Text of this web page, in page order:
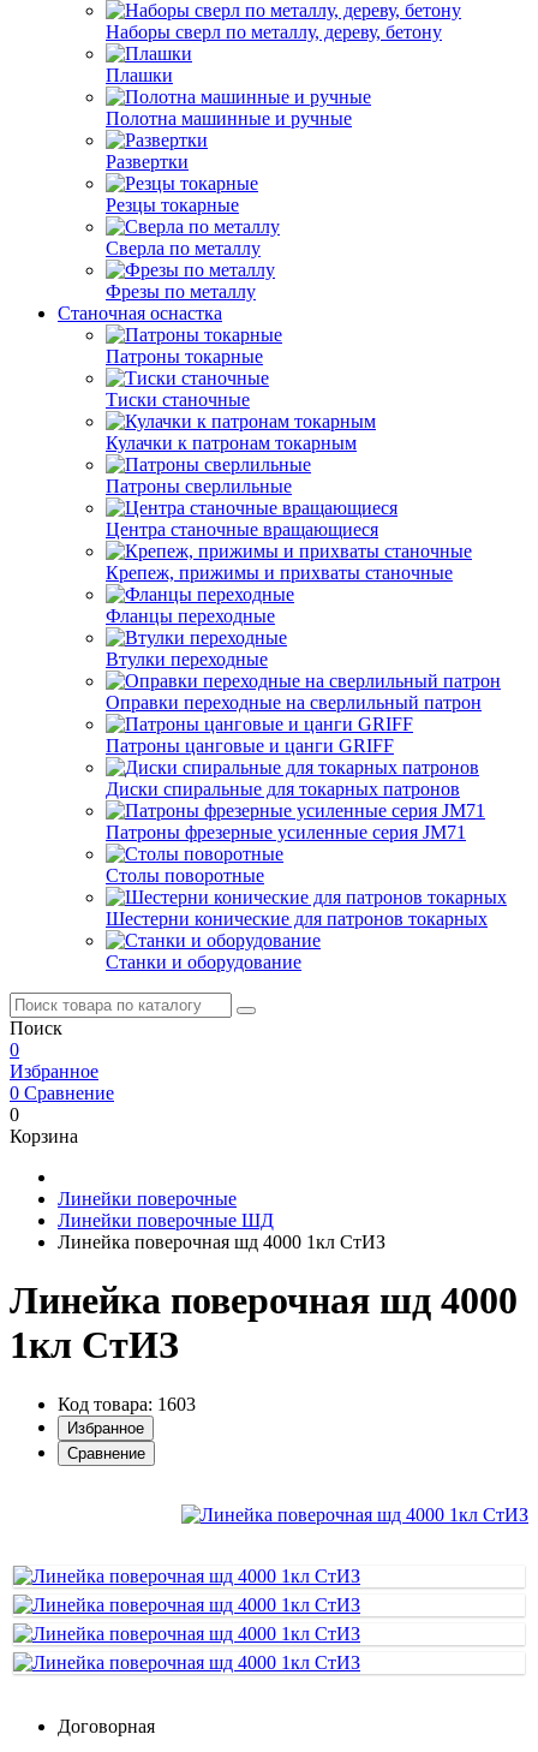
Наборы сверл по металлу, дереву, бетону
Плашки
Полотна машинные и ручные
Развертки
Резцы токарные
Сверла по металлу
Фрезы по металлу
Станочная оснастка
Патроны токарные
Тиски станочные
Кулачки к патронам токарным
Патроны сверлильные
Центра станочные вращающиеся
Крепеж, прижимы и прихваты станочные
Фланцы переходные
Втулки переходные
Оправки переходные на сверлильный патрон
Патроны цанговые и цанги GRIFF
Диски спиральные для токарных патронов
Патроны фрезерные усиленные серия JM71
Столы поворотные
Шестерни конические для патронов токарных
Станки и оборудование
Поиск
0
Избранное
0 Сравнение
0
Корзина
Линейки поверочные
Линейки поверочные ШД
Линейка поверочная шд 4000 1кл СтИЗ
Линейка поверочная шд 4000
1кл СтИЗ
Код товара: 1603
Избранное
Сравнение
Договорная